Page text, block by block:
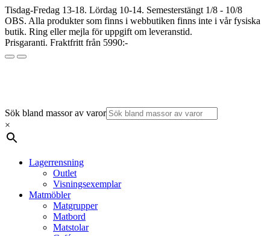
Tisdag-Fredag 13-18. Lördag 10-14. Semesterstängt 1/8 - 10/8
OBS. Alla produkter som finns i webbutiken finns inte i vår fysiska
butik. Ring eller mejla för uppgift om leveranstid.
Prisgaranti. Fraktfritt från 5990:-
Sök bland massor av varor
×
Lagerrensning
Outlet
Visningsexemplar
Matmöbler
Matgrupper
Matbord
Matstolar